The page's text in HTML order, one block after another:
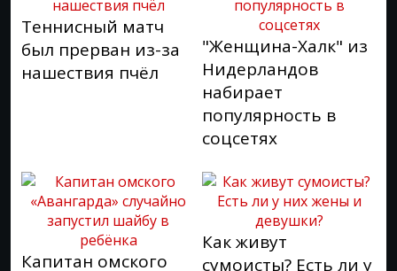
Теннисный матч
был прерван из-за
нашествия пчёл
"Женщина-Халк" из
Нидерландов
набирает
популярность в
соцсетях
Капитан омского
Как живут
сумоисты? Есть ли у